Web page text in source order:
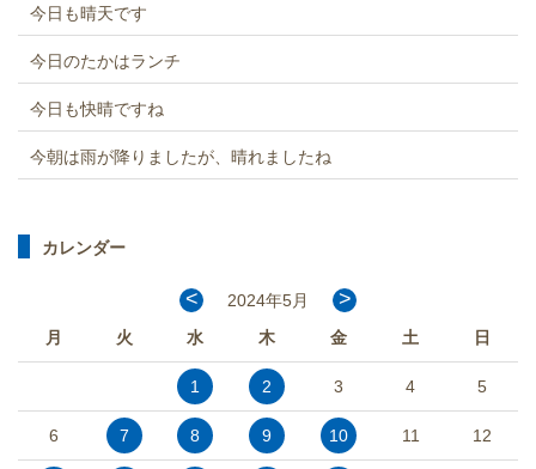
今日も晴天です
今日のたかはランチ
今日も快晴ですね
今朝は雨が降りましたが、晴れましたね
カレンダー
< 2024年5月 >
月 火 水 木 金 土 日
1 2 3 4 5
6 7 8 9 10 11 12